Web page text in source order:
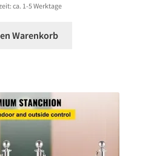
ca. 1-5 Werktage
Warenkorb